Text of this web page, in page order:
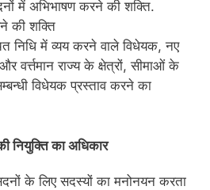
में अभिभाषण करने की शक्ति.
की शक्ति
निधि में व्यय करने वाले विधेयक, नए
और वर्त्तमान राज्य के क्षेत्रों, सीमाओं के
विधेयक प्रस्ताव करने का
नियुक्ति का अधिकार
के लिए सदस्यों का मनोनयन करता